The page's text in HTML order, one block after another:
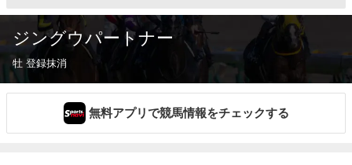
ジングウパートナー
牡 登録抹消
無料アプリで競馬情報をチェックする